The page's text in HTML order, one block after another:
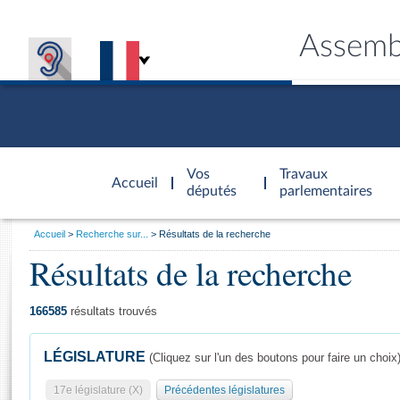
Accueil
d'accueil
Vos
députés
Travaux
parlementaires
Général
Vous
Accueil Recherche sur... Résultats de la recherche
Résultats de la recherche
166585 résultats trouvés
LÉGISLATURE (Cliquez sur l'un des boutons pour faire un choix)
17e législature (X) Précédentes législatures